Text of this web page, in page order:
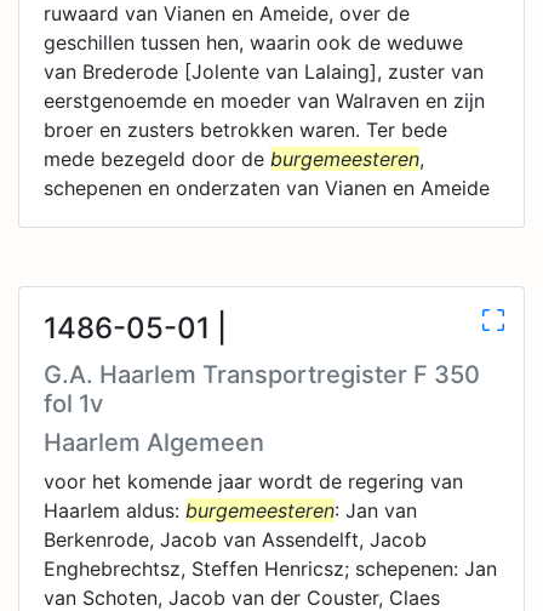
ruwaard van Vianen en Ameide, over de
geschillen tussen hen, waarin ook de weduwe
van Brederode [Jolente van Lalaing], zuster van
eerstgenoemde en moeder van Walraven en zijn
broer en zusters betrokken waren. Ter bede
mede bezegeld door de burgemeesteren,
schepenen en onderzaten van Vianen en Ameide
1486-05-01 |
G.A. Haarlem Transportregister F 350
fol 1v
Haarlem Algemeen
voor het komende jaar wordt de regering van
Haarlem aldus: burgemeesteren: Jan van
Berkenrode, Jacob van Assendelft, Jacob
Enghebrechtsz, Steffen Henricsz; schepenen: Jan
van Schoten, Jacob van der Couster, Claes